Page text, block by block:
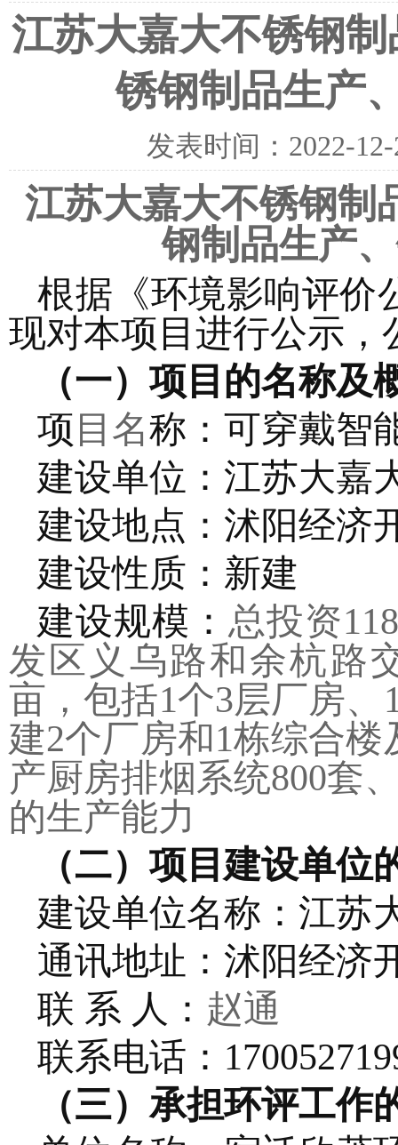
江苏大嘉大不锈钢
锈钢制品生产
发表时间： 2022-
江苏大嘉大不锈钢制
钢制品生产
根据 《环境影响评
现对本项目进行公示，
（一）项目的名称及
项 目名称： 可穿戴智
建设单位： 江苏大嘉
建设地点： 沭阳经济
建设性质： 新建
建设规模： 总投资
发区义乌路和余杭路
亩，包括1个3层厂房、
建2个厂房和1栋综合楼
产厨房排烟系统800套
的生产能力
（二）项目建设单位
建设单位名称： 江苏
通讯地址： 沭阳经济
联 系 人： 赵通
联系电话：
（三）承担环评工